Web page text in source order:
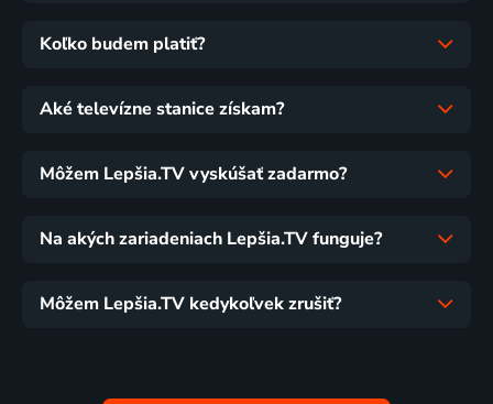
Koľko budem platiť?
Aké televízne stanice získam?
Môžem Lepšia.TV vyskúšať zadarmo?
Na akých zariadeniach Lepšia.TV funguje?
Môžem Lepšia.TV kedykoľvek zrušiť?